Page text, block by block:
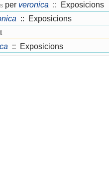
per veronica :: Exposicions
:: Exposicions
:: Exposicions